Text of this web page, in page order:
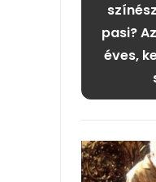
pasi?
éves,